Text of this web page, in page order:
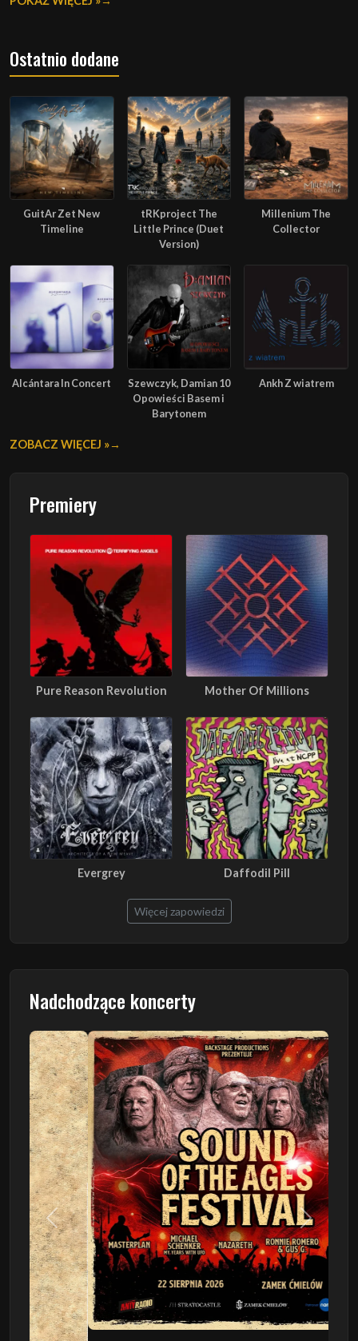
Ostatnio dodane
GuitAr Zet New
Timeline
tRKproject The
Little Prince (Duet
Version)
Millenium The
Collector
Alcántara In Concert
Szewczyk, Damian 10
Opowieści Basem i
Barytonem
Ankh Z wiatrem
ZOBACZ WIĘCEJ »
Premiery
Pure Reason Revolution Mother Of Millions
Evergrey Daffodil Pill
Więcej zapowiedzi
Nadchodzące koncerty
Poprzedni Następny